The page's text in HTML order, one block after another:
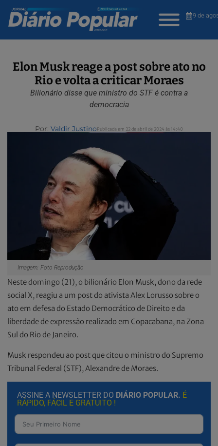
9 de
Elon Musk reage a post sobre ato no
Rio e volta a criticar Moraes
Bilionário disse que ministro do STF é contra a
democracia
Por: Valdir JustinoPublicada em 22 de abril de 2024 às 14:40
Imagem: Foto Reprodução
Neste domingo (21), o bilionário Elon Musk, dono da rede
social X, reagiu a um post do ativista Alex Lorusso sobre o
ato em defesa do Estado Democrático de Direito e da
liberdade de expressão realizado em Copacabana, na Zona
Sul do Rio de Janeiro.
Musk respondeu ao post que citou o ministro do Supremo
Tribunal Federal (STF), Alexandre de Moraes.
ASSINE A NEWSLETTER DO DIÁRIO POPULAR. É
RÁPIDO, FÁCIL E GRATUITO !